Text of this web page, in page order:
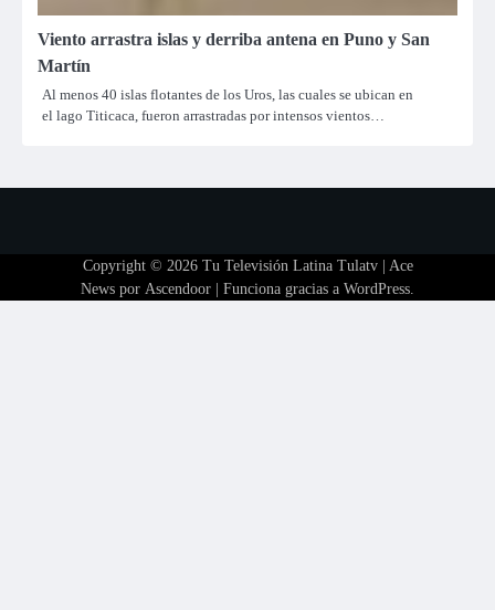
Viento arrastra islas y derriba antena en Puno y San
Martín
Al menos 40 islas flotantes de los Uros, las cuales se ubican en
el lago Titicaca, fueron arrastradas por intensos vientos…
Copyright © 2026 Tu Televisión Latina Tulatv| Ace
News por Ascendoor | Funciona gracias a WordPress